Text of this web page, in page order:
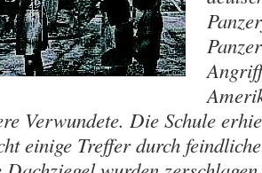
Verwundete. Die Schule
einige Treffer durch